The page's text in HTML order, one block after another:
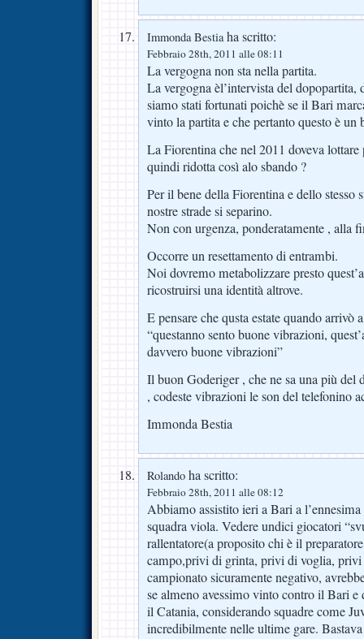
Immonda Bestiaha scritto:
Febbraio 28th, 2011 alle 08:11
La vergogna non sta nella partita.
La vergogna èl’intervista del
siamo stati fortunati poichè se il Bari
vinto la partita e che pertanto questo è un
La Fiorentina che nel 2011 doveva
quindi ridotta così alo sbando ?
Per il bene della Fiorentina e dello stesso
nostre strade si separino.
Non con urgenza, ponderatamente , alla
Occorre un resettamento di entrambi.
Noi dovremo metabolizzare presto
ricostruirsi una identità altrove.
E pensare che qusta estate quando arrivò
“questanno sento buone vibrazioni,
davvero buone vibrazioni”
Il buon Goderiger , che ne sa una più del
, codeste vibrazioni le son del telefonino
Immonda Bestia
Rolando ha scritto:
Febbraio 28th, 2011 alle 08:12
Abbiamo assistito ieri a Bari a
squadra viola. Vedere undici giocatori
rallentatore(a proposito chi è il
campo,privi di grinta, privi di voglia, privi
campionato sicuramente negativo,
se almeno avessimo vinto contro il Bari
il Catania, considerando squadre come
incredibilmente nelle ultime gare.